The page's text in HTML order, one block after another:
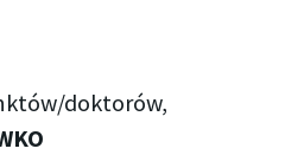
doktorów,